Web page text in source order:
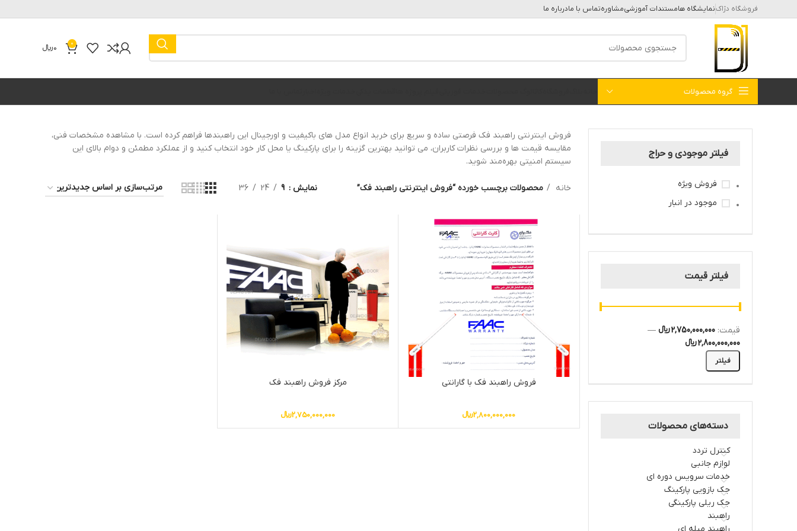
فروشگاه دژاکنمایشگاه هامستندات آموزشیمشاورهتماس با مادرباره ما
0
0﷼
گروه محصولات
فیلتر موجودی و حراج
فروش ویژه
موجود در انبار
فیلتر قیمت
فیلتر
قیمت: 2,750,000,000 ﷼
—
2,800,000,000 ﷼
دسته‌های محصولات
کنترل تردد
لوازم جانبی
خدمات سرویس دوره ای
جک بازویی پارکینگ
جک ریلی پارکینگی
راهبند
فروش اینترنتی راهبند فک فرصتی ساده و سریع برای خرید انواع مدل های باکیفیت و اورجینال این راهبندها فراهم کرده است. با مشاهده مشخصات فنی،
مقایسه قیمت ها و بررسی نظرات کاربران، می توانید بهترین گزینه را برای پارکینگ یا محل کار خود انتخاب کنید و از عملکرد مطمئن و دوام بالای این
سیستم امنیتی بهره‌مند شوید.
خانه محصولات برچسب خورده “فروش اینترنتی راهبند فک” نمایش 9
24
36
فروش راهبند فک با گارانتی
2,800,000,000﷼
مرکز فروش راهبند فک
2,750,000,000﷼